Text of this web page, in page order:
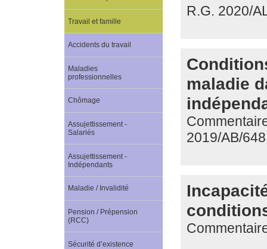
R.G. 2020/
maladie
2019/AB/648
Travail et famille
Accidents du travail
Maladies
professionnelles
Chômage
Assujettissement -
Salariés
Assujettissement -
Indépendants
Maladie / Invalidité
Pension / Prépension
(RCC)
Sécurité d’existence